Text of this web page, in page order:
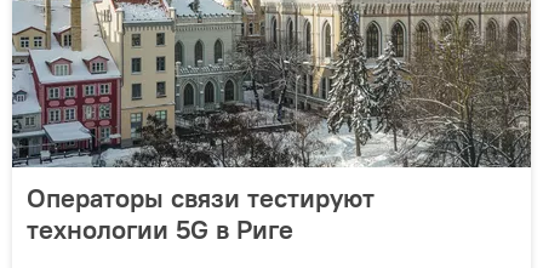
Операторы связи тестируют
технологии 5G в Риге